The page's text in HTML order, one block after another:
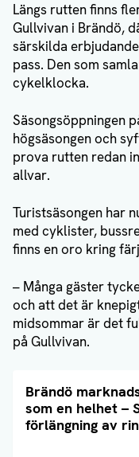
Längs rutten finns
Gullvivan i Brändö,
särskilda
pass. Den som
cykelklocka.
Säsongsöppningen
högsäsongen och
prova rutten redan
allvar.
Turistsäsongen har
med cyklister,
finns en oro kring
– Många gäster
och att det är
midsommar är det
på Gullvivan.
Brändö
som en helhet –
förlängning av
Läs artikel